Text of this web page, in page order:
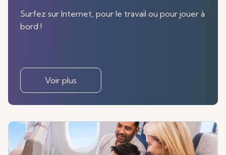
Surfez sur Internet, pour le travail ou pour jouer à
bord !
Voir plus